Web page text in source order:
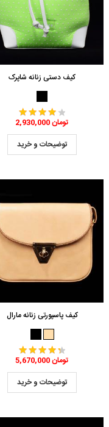
کیف دستی زنانه شاپرک
2,930,000 تومان
توضیحات و خرید
کیف پاسپورتی زنانه مارال
5,670,000 تومان
توضیحات و خرید